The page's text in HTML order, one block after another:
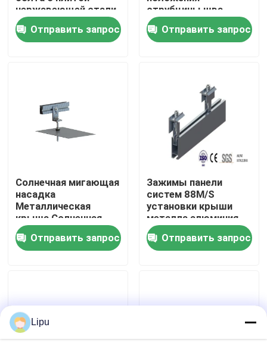
Дом
Продукты
Шоу VR
Путешествие фабрики
Проверка качества
Случаи
солнечный pv устанавливая системы
нержавеющей стали
для крыши металла
с деревянным purlin
Отправить запрос
струбцины шва
крыши A2
фотовольтайческое
солнечное
Отправить запрос
Солнечная мигающая
насадка
Металлическая
крыша Солнечная
фотогальваническая
жестяная крыша
Отправить запрос
Зажимы панели
систем 88M/S
установки крыши
металла алюминия
олова солнечные
Отправить запрос
Lipu